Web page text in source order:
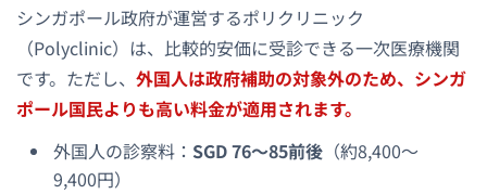
シンガポール政府が運営するポリクリニック
（Polyclinic）は、比較的安価に受診できる一次医療機関
です。ただし、 外国人は政府補助の対象外のため、シンガ
ポール国民よりも高い料金が適用されます。
外国人の診察料： SGD 76〜85前後 （約8,400〜
9,400円）